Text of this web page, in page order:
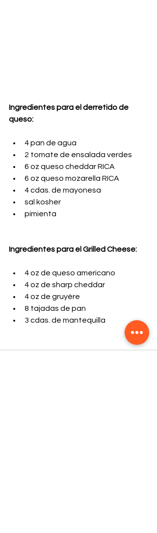
Ingredientes para el derretido de
queso:
4 pan de agua
2 tomate de ensalada verdes
6 oz queso cheddar RICA
6 oz queso mozarella RICA
4 cdas. de mayonesa
sal kosher
pimienta
Ingredientes para el Grilled Cheese:
4 oz de queso americano
4 oz de sharp cheddar
4 oz de gruyére
8 tajadas de pan
3 cdas. de mantequilla